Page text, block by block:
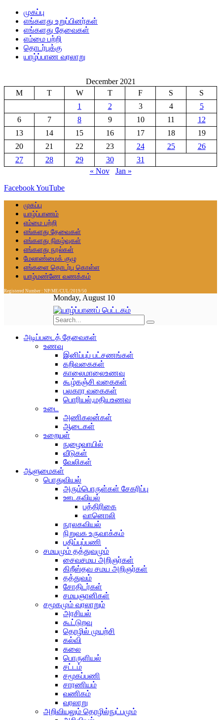
முகப்பு
எங்களது உறுப்பினர்கள்
எங்களது தேவைகள்
எம்மை பற்றி
தொடர்புக்கு
யாழ்ப்பாண வரலாறு
December 2021
M
T W T F S
S
1
2 3 4
5
6
7 8 9 10 11
12
13
14 15 16 17 18
19
20
21 22 23 24 25
26
27
28 29 30
31
« Nov
Jan »
FacebookYouTube
முகப்பு
யாழ்ப்பாணம்
எம்மை பற்றி
எங்களது தேவைகள்
எங்களது நிகழ்வுகள்
எங்களது நூல்கள்
மேலாண்மைக் குழு
எங்களை தொடர்பு கொள்ள
யாழ்மண்ணே வணக்கம்
Registered Number : NP/ME/CUL/2019/50
Monday, August 10
அடிப்படைத் தேவைகள்
உணவு
இனிப்புப் பட்சணங்கள்
கறிவகைகள்
காலைமாலைஉணவு
கூழ்கஞ்சி வகைகள்
பலகார வகைகள்
பொரியல்,மதியஉணவு
உடை
அணிகலன்கள்
ஆடைகள்
உறையுள்
நுழைவாயில்
வீடுகள்
வேலிகள்
ஆளுமைகள்
பொதுவியல்
அரும்பொருள்கள் சேகரிப்பு
ஊடகவியல்
பத்திரிகை
வானொலி
நூலகவியல்
நிறுவக உருவாக்கம்
பதிப்புப்பணி
சமயமும் தத்துவமும்
சைவசமய அறிஞர்கள்
கிறீஸ்தவ சமய அறிஞர்கள்
தத்துவம்
சோதிடர்கள்
சமயஞானிகள்
சமூகமும் வரலாறும்
அரசியல்
கூட்டுறவு
தொழில் முயற்சி
கல்வி
கலை
பொருளியல்
சட்டம்
சமூகப்பணி
சாரணியம்
வணிகம்
வரலாறு
அறிவியலும் தொழில்நுட்பமும்